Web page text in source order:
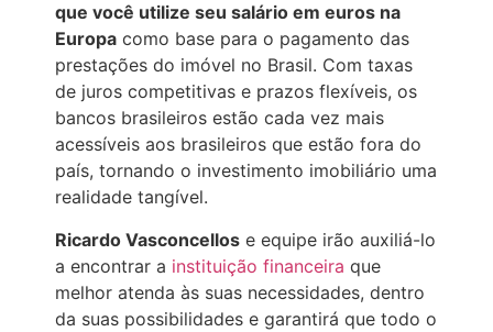
que você utilize seu salário em euros na
Europa como base para o pagamento das
prestações do imóvel no Brasil. Com taxas
de juros competitivas e prazos flexíveis, os
bancos brasileiros estão cada vez mais
acessíveis aos brasileiros que estão fora do
país, tornando o investimento imobiliário uma
realidade tangível.
Ricardo Vasconcellos e equipe irão auxiliá-lo
a encontrar a instituição financeira que
melhor atenda às suas necessidades, dentro
da suas possibilidades e garantirá que todo o